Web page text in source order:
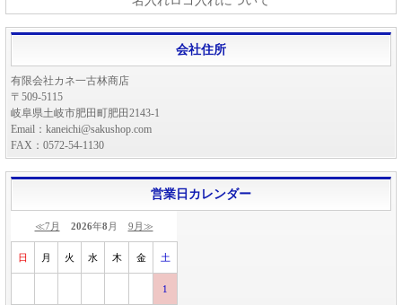
会社住所
有限会社カネ一古林商店
〒509-5115
岐阜県土岐市肥田町肥田2143-1
Email：kaneichi@sakushop.com
FAX：0572-54-1130
営業日カレンダー
≪7月 2026年8 月 9月≫
日 月 火 水 木 金 土
1